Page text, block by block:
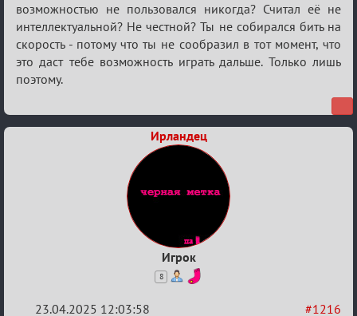
возможностью не пользовался никогда? Считал её не
интеллектуальной? Не честной? Ты не собирался бить на
скорость - потому что ты не сообразил в тот момент, что
это даст тебе возможность играть дальше. Только лишь
поэтому.
Ирландец
Игрок
8
#1216
23.04.2025 12:03:58